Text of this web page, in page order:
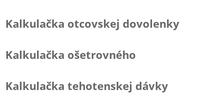
Kalkulačka otcovskej dovolenky
Kalkulačka ošetrovného
Kalkulačka tehotenskej dávky